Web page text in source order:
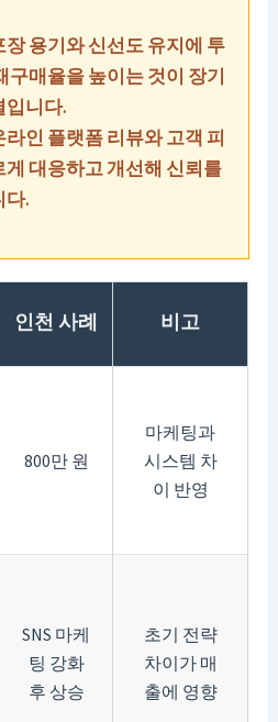
장 용기와 신선도 유지에 투
구매율을 높이는 것이 장기
입니다.
라인 플랫폼 리뷰와 고객 피
게 대응하고 개선해 신뢰를
다.
인천 사례 비고
800만 원
마케팅과
시스템 차
이 반영
SNS 마케
팅 강화
후 상승
초기 전략
차이가 매
출에 영향